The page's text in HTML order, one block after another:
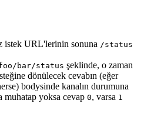
istek URL'lerinin sonuna /status
bar/status şeklinde, o zaman
dönülecek cevabın (eğer
bodysinde kanalın durumuna
muhatap yoksa cevap 0, varsa 1